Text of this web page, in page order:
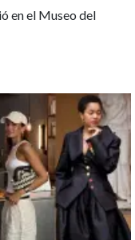
en el Museo del